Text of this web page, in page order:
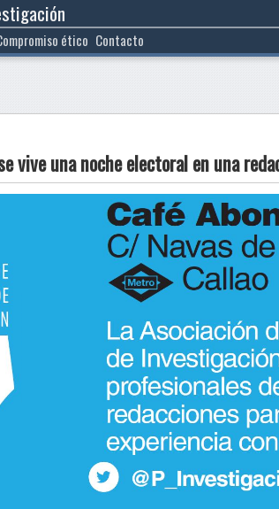
ético Contacto
vive una noche electoral en una